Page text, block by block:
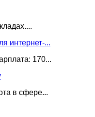
интернет-...
170...
в сфере...